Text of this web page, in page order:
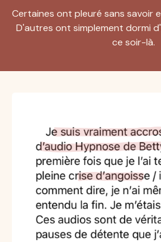
Certaines ont pleuré sans savoir
D'autres ont simplement dormi
ce soir-là.